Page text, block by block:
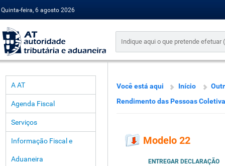
Quinta-feira, 6 agosto 2026
A AT
Agenda Fiscal
Serviços
Informação Fiscal e
Aduaneira
Você está aqui Início
Rendimento das Pessoas
Modelo 22
ENTREGAR DECLARAÇÃO